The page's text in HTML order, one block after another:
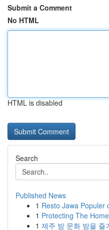
Submit a Comment
No HTML
HTML is disabled
Search
Published News
1 Resto Jawa Populer
1 Protecting The
1 제주 밤 문화 밤을 즐